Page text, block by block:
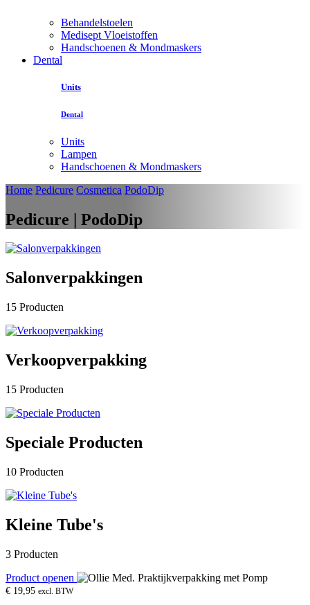
Behandelstoelen
Medisept Vloeistoffen
Handschoenen & Mondmaskers
Dental
Units
Dental
Units
Lampen
Handschoenen & Mondmaskers
Home Pedicure Cosmetica PodoDip
Pedicure | PodoDip
Salonverpakkingen
15 Producten
Verkoopverpakking
15 Producten
Speciale Producten
10 Producten
Kleine Tube's
3 Producten
Product openen
€ 19,95 excl. BTW